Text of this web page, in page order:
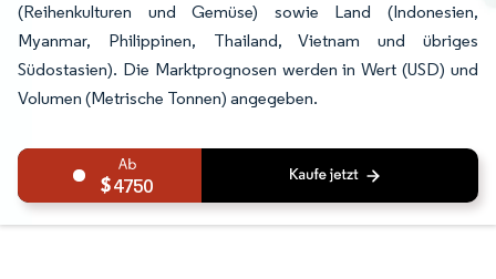
(Reihenkulturen und Gemüse) sowie Land (Indonesien,
Myanmar, Philippinen, Thailand, Vietnam und übriges
Südostasien). Die Marktprognosen werden in Wert (USD) und
Volumen (Metrische Tonnen) angegeben.
4750